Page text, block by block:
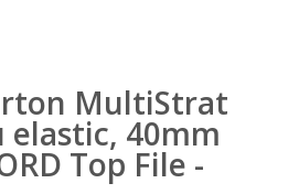
MultiStrat
elastic, 40mm
Top File -